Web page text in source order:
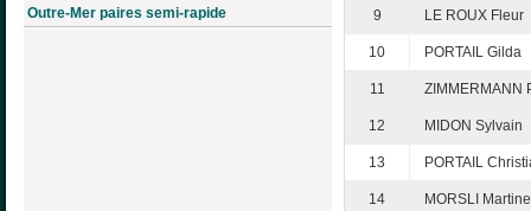
Outre-Mer paires semi-rapide
9 LE ROUX Fleur
10 PORTAIL Gilda
11 ZIMMERMANN
12 MIDON Sylvain
13 PORTAIL
14 MORSLI Martine